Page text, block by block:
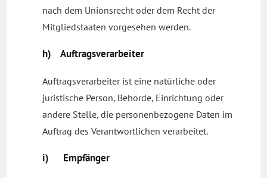
nach dem Unionsrecht oder dem Recht der
Mitgliedstaaten vorgesehen werden.
h) Auftragsverarbeiter
Auftragsverarbeiter ist eine natürliche oder
juristische Person, Behörde, Einrichtung oder
andere Stelle, die personenbezogene Daten im
Auftrag des Verantwortlichen verarbeitet.
i) Empfänger